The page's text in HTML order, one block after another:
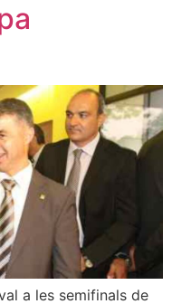
a les semifinals de